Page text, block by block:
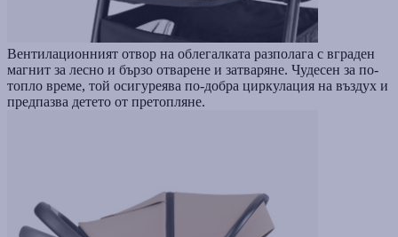
Вентилационният отвор на облегалката разполага с вграден
магнит за лесно и бързо отварене и затваряне. Чудесен за по-
топло време, той осигуреява по-добра циркулация на въздух и
предпазва детето от претопляне.